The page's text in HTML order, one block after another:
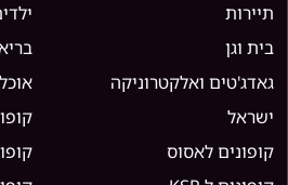
תיירות
בית וגן
גאדג'טים ואלקטרוניקה
ישראל
קופונים לאסוס